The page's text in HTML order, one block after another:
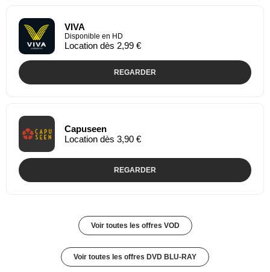
VIVA
Disponible en HD
Location dès 2,99 €
REGARDER
Capuseen
Location dès 3,90 €
REGARDER
Voir toutes les offres VOD
Voir toutes les offres DVD BLU-RAY